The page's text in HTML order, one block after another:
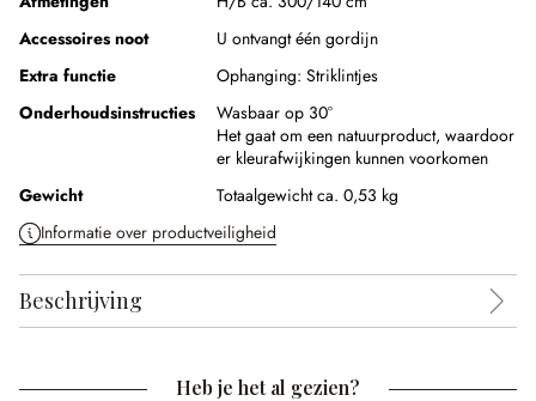
Accessoires noot
U ontvangt één gordijn
Extra functie
Ophanging: Striklintjes
Onderhoudsinstructies
Wasbaar op 30°
Het gaat om een natuurproduct, waardoor
er kleurafwijkingen kunnen voorkomen
Gewicht
Totaalgewicht ca. 0,53 kg
Informatie over productveiligheid
Beschrijving
Heb je het al gezien?